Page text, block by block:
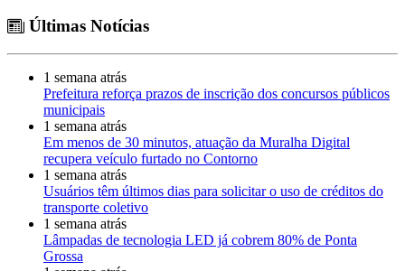
Últimas Notícias
1 semana atrás
Prefeitura reforça prazos de inscrição dos concursos públicos
municipais
1 semana atrás
Em menos de 30 minutos, atuação da Muralha Digital
recupera veículo furtado no Contorno
1 semana atrás
Usuários têm últimos dias para solicitar o uso de créditos do
transporte coletivo
1 semana atrás
Lâmpadas de tecnologia LED já cobrem 80% de Ponta
Grossa